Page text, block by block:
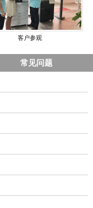
客户参观
常见问题